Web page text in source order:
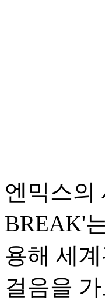
엔믹스의
BREAK'
용해 세
걸음을